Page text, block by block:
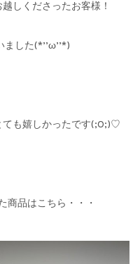
越しくださったお客様！
した(*’’ω’’*)
ても嬉しかったです(;O;)♡
商品はこちら・・・